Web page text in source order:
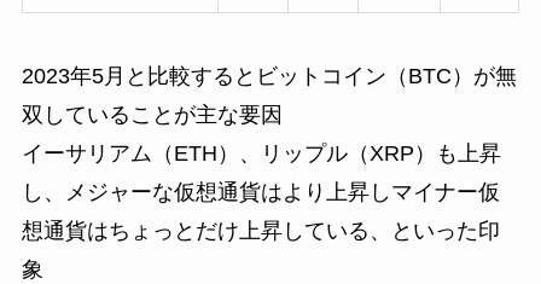
2023年5月と比較するとビットコイン（BTC）が無
双していることが主な要因
イーサリアム（ETH）、リップル（XRP）も上昇
し、メジャーな仮想通貨はより上昇しマイナー仮
想通貨はちょっとだけ上昇している、といった印
象